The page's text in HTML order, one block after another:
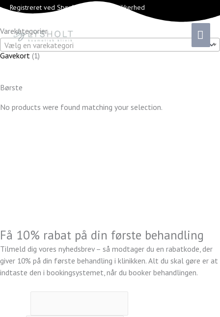
Gå
indholdet
Registreret ved Styrelsen for Patientsikkerhed
Varekategorier
Vælg en varekategori
Gavekort 1
1
a
r
e
Børste
No products were found matching your selection.
Få 10% rabat på din første behandling
Tilmeld dig vores nyhedsbrev – så modtager du en rabatkode, der
giver 10% på din første behandling i klinikken. Alt du skal gøre er at
indtaste den i bookingsystemet, når du booker behandlingen.